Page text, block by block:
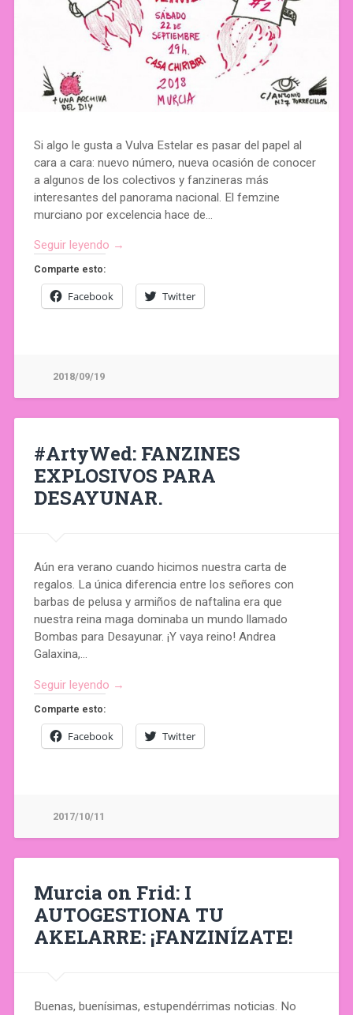
Si algo le gusta a Vulva Estelar es pasar del papel al
cara a cara: nuevo número, nueva ocasión de conocer
a algunos de los colectivos y fanzineras más
interesantes del panorama nacional. El femzine
murciano por excelencia hace de…
Seguir leyendo →
Comparte esto:
Facebook Twitter
2018/09/19
#ArtyWed: FANZINES
EXPLOSIVOS PARA
DESAYUNAR.
Aún era verano cuando hicimos nuestra carta de
regalos. La única diferencia entre los señores con
barbas de pelusa y armiños de naftalina era que
nuestra reina maga dominaba un mundo llamado
Bombas para Desayunar. ¡Y vaya reino! Andrea
Galaxina,…
Seguir leyendo →
Comparte esto:
Facebook Twitter
2017/10/11
Murcia on Frid: I
AUTOGESTIONA TU
AKELARRE: ¡FANZINÍZATE!
Buenas, buenísimas, estupendérrimas noticias. No